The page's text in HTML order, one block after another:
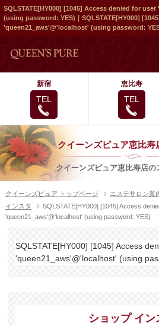
SQLSTATE[HY000] [1045] Access denied for
(using password: YES)｜SQLSTATE[HY000]
'queen21_aws'@'localhost' (using password:
新宿
TEL
恵比寿
TEL
クイーンズピュア恵比寿
クイーンズピュア恵比寿店の
クイーンズピュア トップページ エステサロン案
インスタ
SQLSTATE[HY000] [1045] Access
'queen21_aws'@'localhost' (using password: YES)
SQLSTATE[HY000] [1045] Access
'queen21_aws'@'localhost' (using
ショップ イン